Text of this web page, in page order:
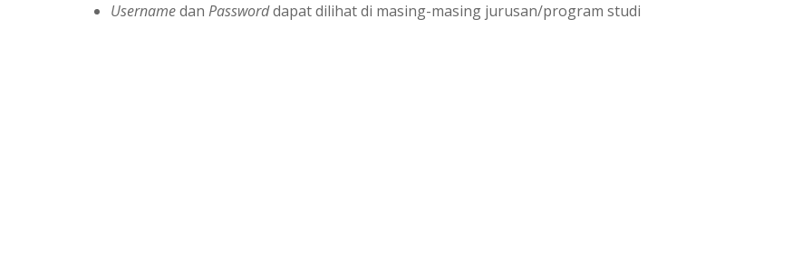
Usernamedan Passworddapat dilihat di masing-masing jurusan/program studi